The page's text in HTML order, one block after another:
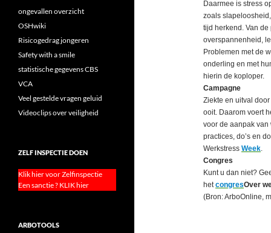
Daarmee is stress
zoals
tijd herkend. Van
overspannenheid,
Problemen met de
onderling en met
hierin de koploper.
Campagne
Ziekte en uitval
ooit. Daarom voert
voor de aanpak van
practices, do’s en
Werkstress Week.
Congres
Kunt u dan niet?
het congresOver
(Bron: ArboOnline,
ongevallen overzicht
OSHwiki
Risicogedrag jongeren
Safety with a smile
statistische gegevens CBS
VCA
Veel gestelde vragen geluid
Videoclips over veiligheid
ZELF INSPECTIE DOEN
Klik hier voor Zelfinspectie
Een sanctie ? KLIK hier
ARBOTOOLS